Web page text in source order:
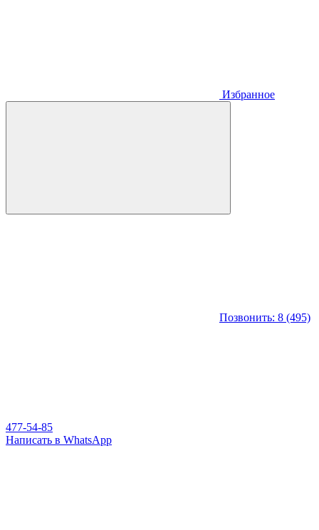
Избранное
Позвонить: 8 (495)
477-54-85
Написать в WhatsApp